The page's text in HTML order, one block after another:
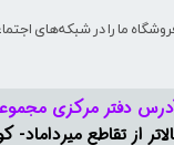
دفتر مرکزی
ما را در شبکه‌های